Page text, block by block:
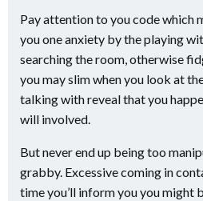
Pay attention to you code which
you one anxiety by the playing
searching the room, otherwise
you may slim when you look at
talking with reveal that you
will involved.
But never end up being too
grabby. Excessive coming in
time you’ll inform you you might